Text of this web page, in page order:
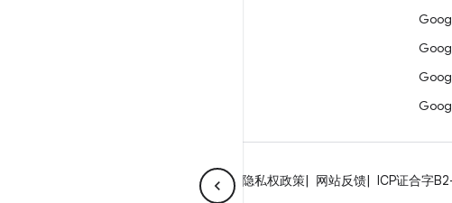
许可 隐私权政策 网站反馈 ICP证合字